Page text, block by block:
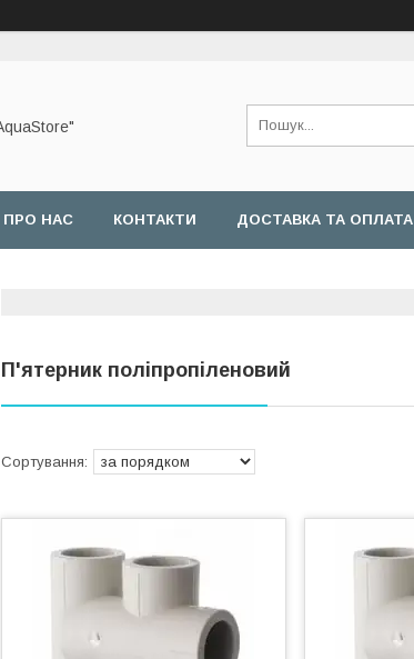
ПРО НАС КОНТАКТИ ДОСТАВКА ТА ОПЛАТА
П'ятерник поліпропіленовий